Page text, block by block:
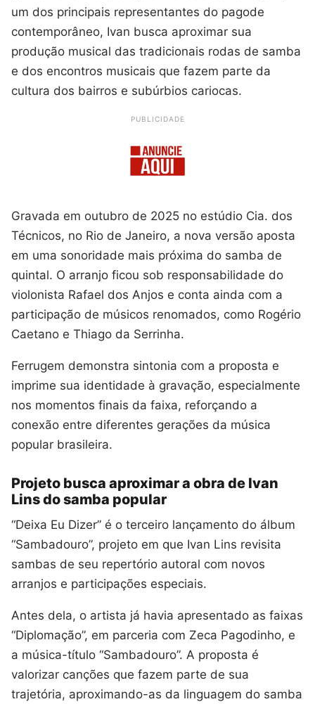
um dos principais representantes do pagode
contemporâneo, Ivan busca aproximar sua
produção musical das tradicionais rodas de samba
e dos encontros musicais que fazem parte da
cultura dos bairros e subúrbios cariocas.
PUBLICIDADE
Gravada em outubro de 2025 no estúdio Cia. dos
Técnicos, no Rio de Janeiro, a nova versão aposta
em uma sonoridade mais próxima do samba de
quintal. O arranjo ficou sob responsabilidade do
violonista Rafael dos Anjos e conta ainda com a
participação de músicos renomados, como Rogério
Caetano e Thiago da Serrinha.
Ferrugem demonstra sintonia com a proposta e
imprime sua identidade à gravação, especialmente
nos momentos finais da faixa, reforçando a
conexão entre diferentes gerações da música
popular brasileira.
Projeto busca aproximar a obra de Ivan
Lins do samba popular
“Deixa Eu Dizer” é o terceiro lançamento do álbum
“Sambadouro”, projeto em que Ivan Lins revisita
sambas de seu repertório autoral com novos
arranjos e participações especiais.
Antes dela, o artista já havia apresentado as faixas
“Diplomação”, em parceria com Zeca Pagodinho, e
a música-título “Sambadouro”. A proposta é
valorizar canções que fazem parte de sua
trajetória, aproximando-as da linguagem do samba